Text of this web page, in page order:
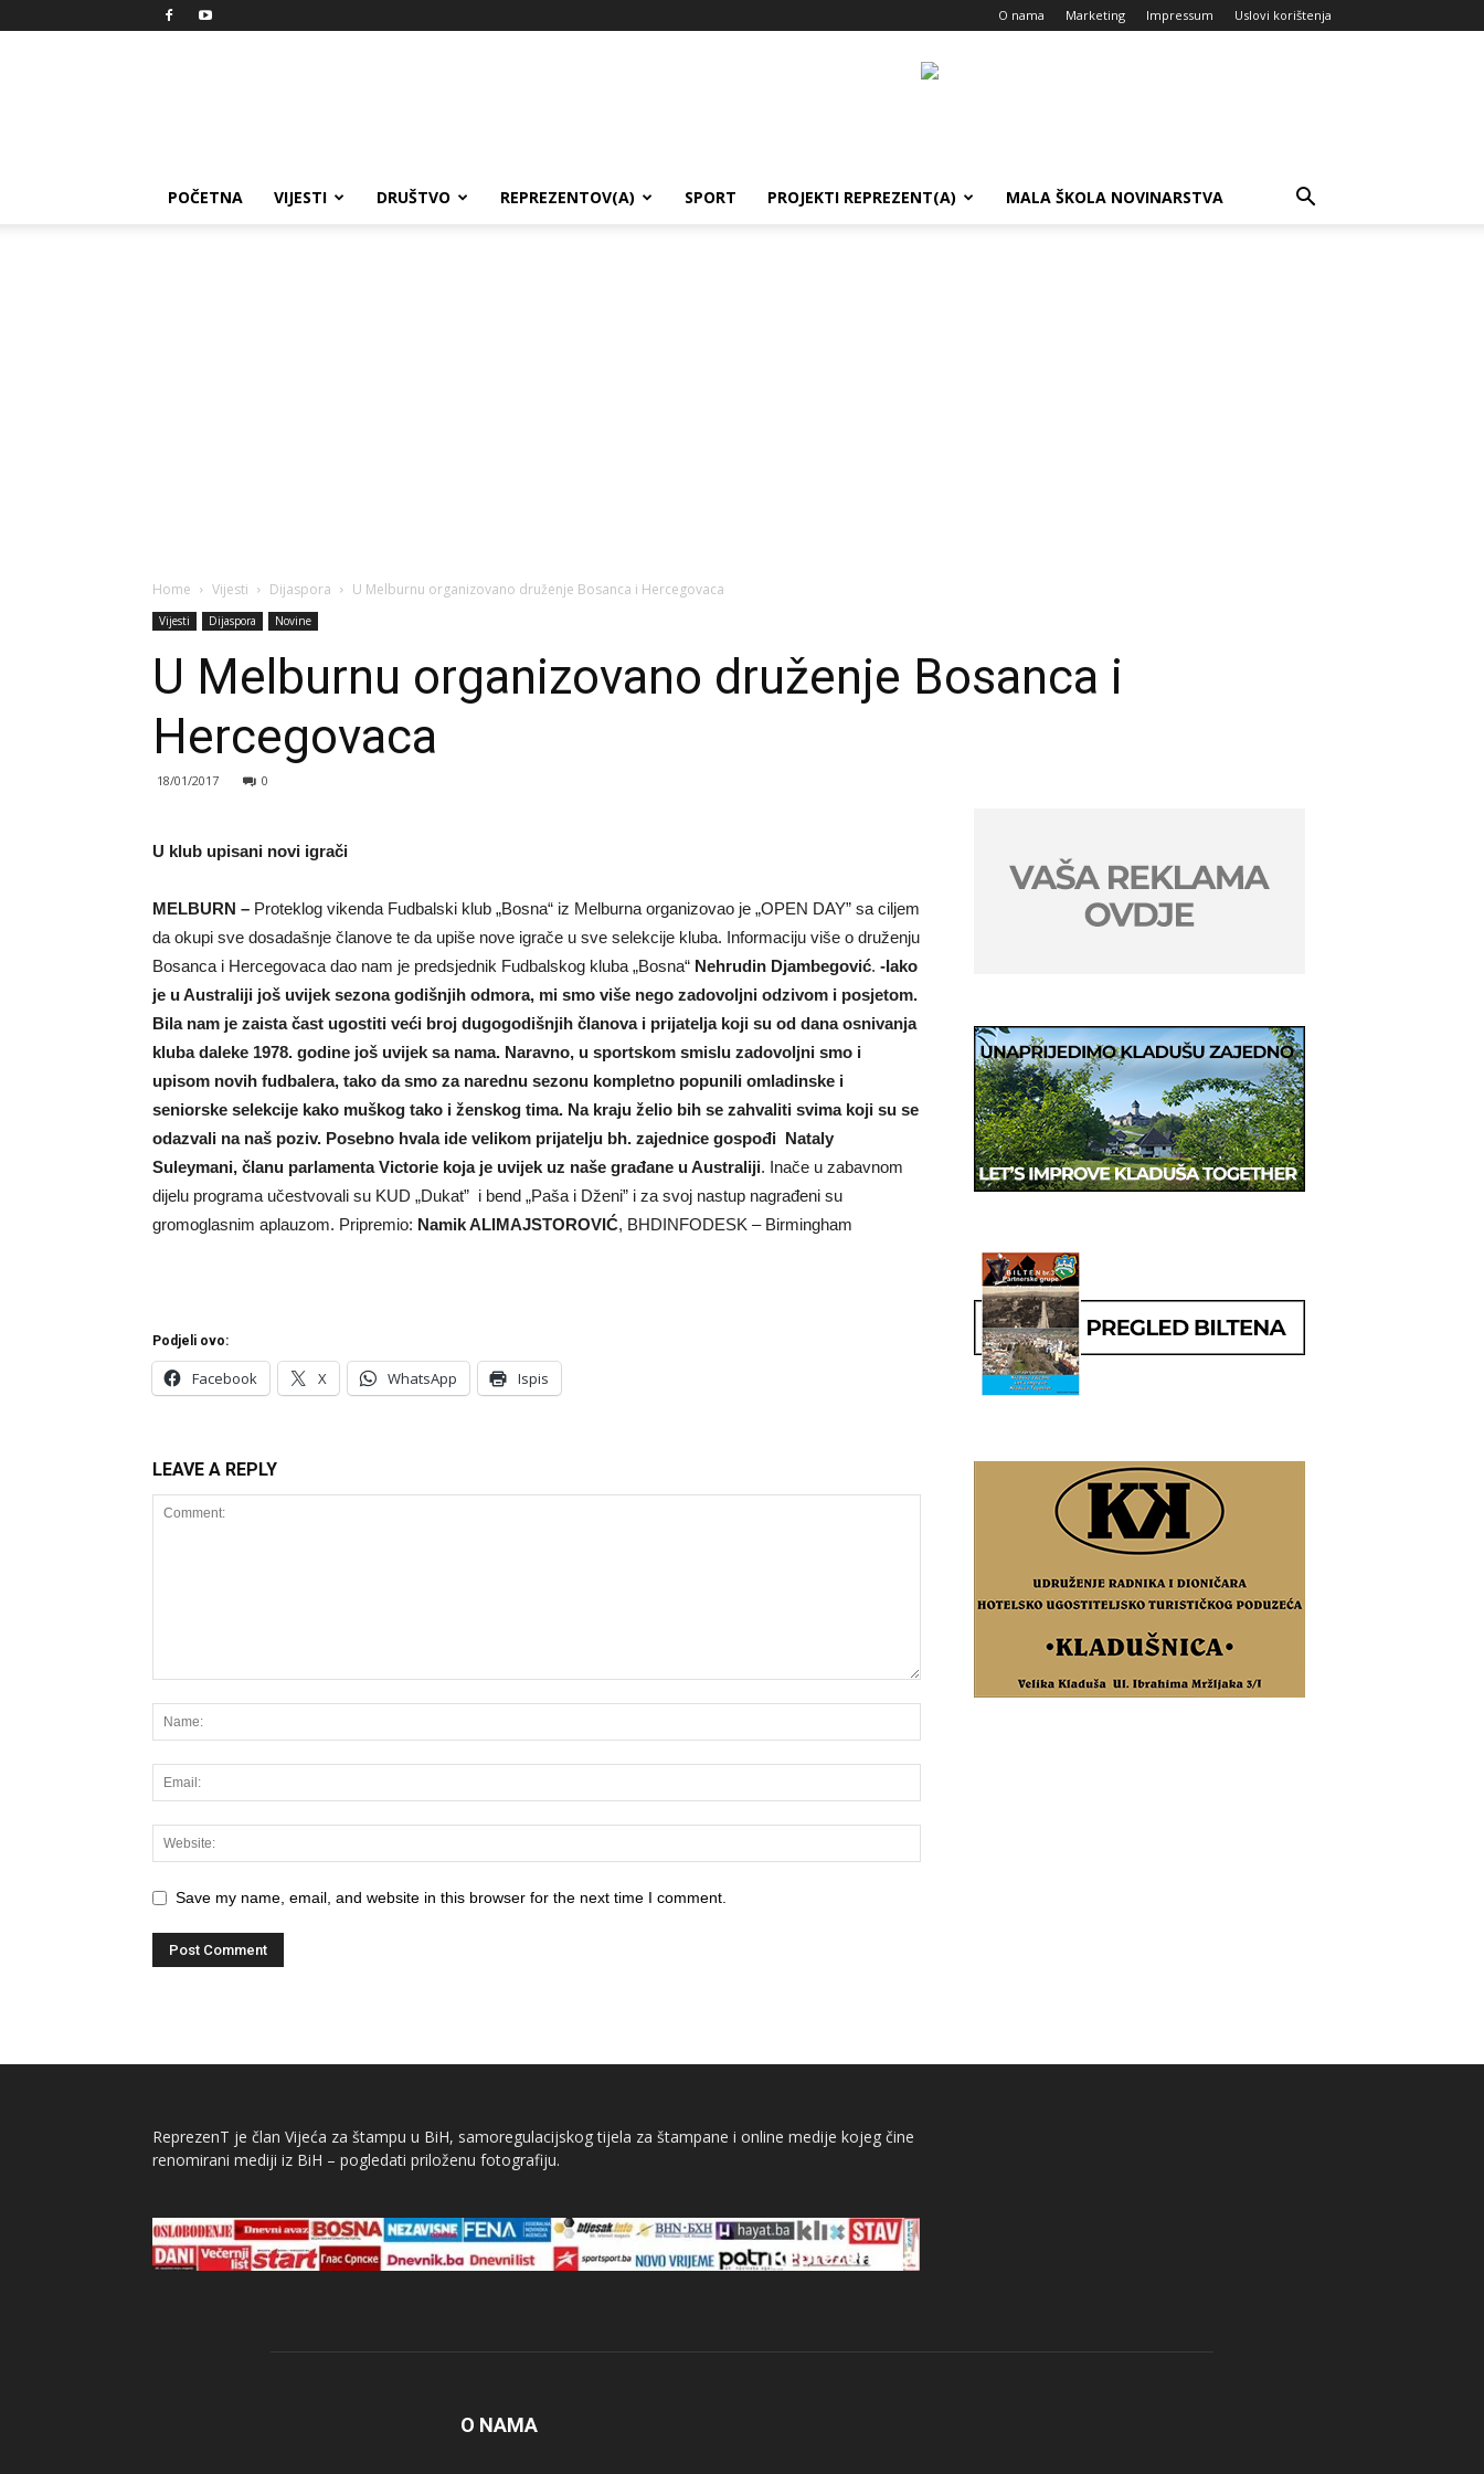
O nama Marketing Impressum Uslovi korištenja
POČETNA VIJESTI DRUŠTVO REPREZENTOV(A) SPORT PROJEKTI REPREZENT(A) MALA ŠKOLA NOVINARSTVA
Home Vijesti Dijaspora U Melburnu organizovano druženje Bosanca i Hercegovaca
Vijesti Dijaspora Novine
U Melburnu organizovano druženje Bosanca i
Hercegovaca
18/01/2017 0
U klub upisani novi igrači
MELBURN – Proteklog vikenda Fudbalski klub „Bosna“ iz Melburna organizovao je „OPEN DAY” sa ciljem
da okupi sve dosadašnje članove te da upiše nove igrače u sve selekcije kluba. Informaciju više o druženju
Bosanca i Hercegovaca dao nam je predsjednik Fudbalskog kluba „Bosna“ Nehrudin Djambegović. -Iako
je u Australiji još uvijek sezona godišnjih odmora, mi smo više nego zadovoljni odzivom i posjetom.
Bila nam je zaista čast ugostiti veći broj dugogodišnjih članova i prijatelja koji su od dana osnivanja
kluba daleke 1978. godine još uvijek sa nama. Naravno, u sportskom smislu zadovoljni smo i
upisom novih fudbalera, tako da smo za narednu sezonu kompletno popunili omladinske i
seniorske selekcije kako muškog tako i ženskog tima. Na kraju želio bih se zahvaliti svima koji su se
odazvali na naš poziv. Posebno hvala ide velikom prijatelju bh. zajednice gospođi Nataly
Suleymani, članu parlamenta Victorie koja je uvijek uz naše građane u Australiji. Inače u zabavnom
dijelu programa učestvovali su KUD „Dukat” i bend „Paša i Dženi” i za svoj nastup nagrađeni su
gromoglasnim aplauzom. Pripremio: Namik ALIMAJSTOROVIĆ, BHDINFODESK – Birmingham
Podjeli ovo:
Facebook X WhatsApp Ispis
LEAVE A REPLY
Save my name, email, and website in this browser for the next time I comment.
ReprezenT je član Vijeća za štampu u BiH, samoregulacijskog tijela za štampane i online medije kojeg čine
renomirani mediji iz BiH – pogledati priloženu fotografiju.
O NAMA